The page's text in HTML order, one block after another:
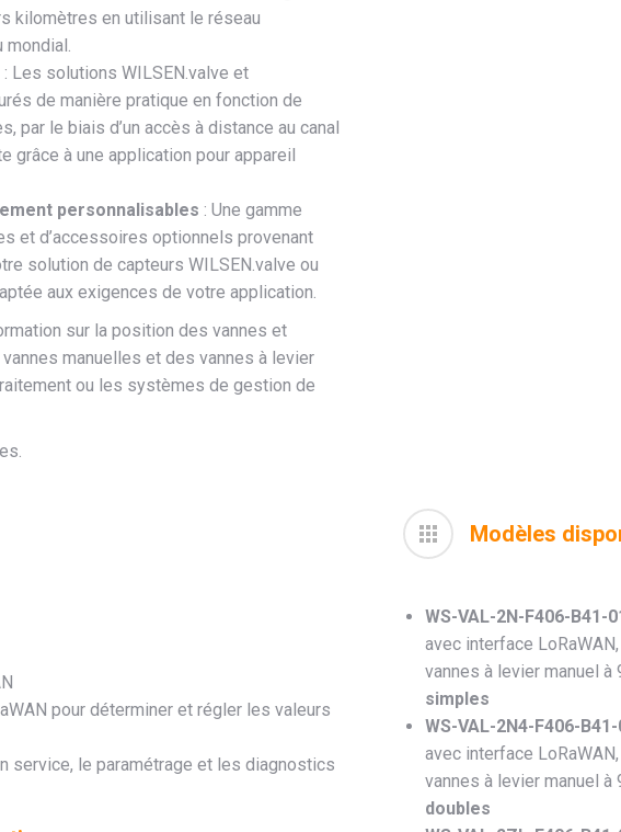
kilomètres en utilisant le réseau
mondial.
: Les solutions WILSEN.valve et
de manière pratique en fonction de
par le biais d’un accès à distance au canal
grâce à une application pour appareil
personnalisables : Une gamme
et d’accessoires optionnels provenant
solution de capteurs WILSEN.valve ou
aux exigences de votre application.
sur la position des vannes et
manuelles et des vannes à levier
ou les systèmes de gestion de
pour déterminer et régler les valeurs
service, le paramétrage et les diagnostics
Modèles
WS-VAL-2N-F406-B41-
avec interface
vannes à levier manuel à
simples
WS-VAL-2N4-F406-
avec interface
vannes à levier manuel à
doubles